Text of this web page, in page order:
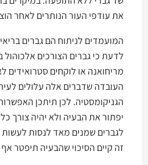
את עודפי העור הנותרים לאחר
המועמדים לניתוח הם גברים
לדעת כי גברים הצורכים
מריחואנה או לוקחים סטרואידים
העובדה שדברים אלה עלולים
הגניקומסטיה. לכן תיתכן
יפתור את הבעיה ולא יהיה צורך
לגברים שמנים מאד לנסות
זה קיים הסיכוי שהבעיה תיפטר